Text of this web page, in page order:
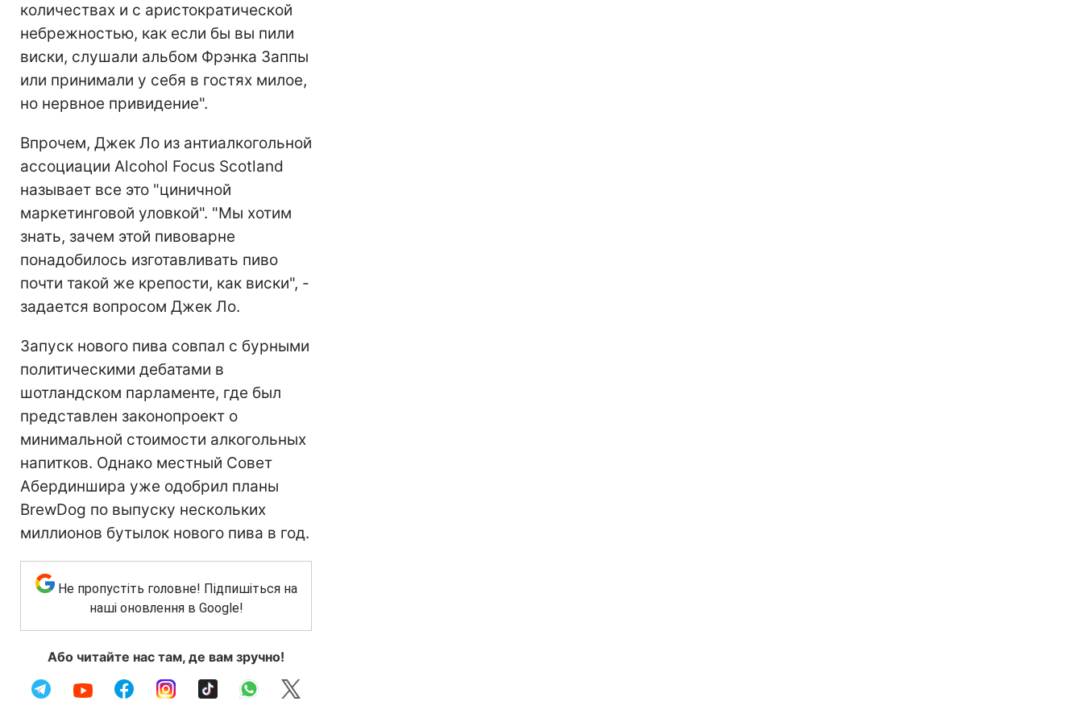
количествах и с аристократической
небрежностью, как если бы вы пили
виски, слушали альбом Фрэнка Заппы
или принимали у себя в гостях милое,
но нервное привидение".
Впрочем, Джек Ло из антиалкогольной
ассоциации Alcohol Focus Scotland
называет все это "циничной
маркетинговой уловкой". "Мы хотим
знать, зачем этой пивоварне
понадобилось изготавливать пиво
почти такой же крепости, как виски", -
задается вопросом Джек Ло.
Запуск нового пива совпал с бурными
политическими дебатами в
шотландском парламенте, где был
представлен законопроект о
минимальной стоимости алкогольных
напитков. Однако местный Совет
Абердиншира уже одобрил планы
BrewDog по выпуску нескольких
миллионов бутылок нового пива в год.
Не пропустіть головне! Підпишіться на
наші оновлення в Google!
Або читайте нас там, де вам зручно!